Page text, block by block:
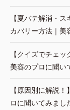
【夏バテ解消・
カバリー方法｜美
【クイズでチェ
美容のプロに聞い
【原因別に解説
ロに聞いてみまし